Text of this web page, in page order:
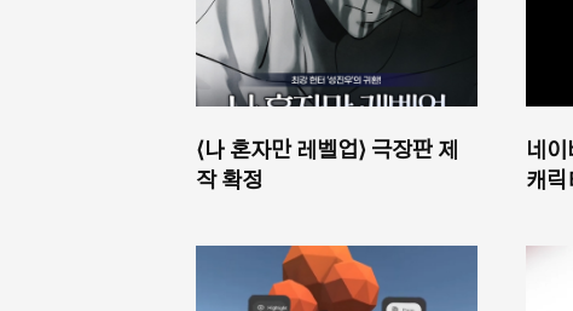
⟨나 혼자만 레벨업⟩ 극장판 제
작 확정
네
캐릭